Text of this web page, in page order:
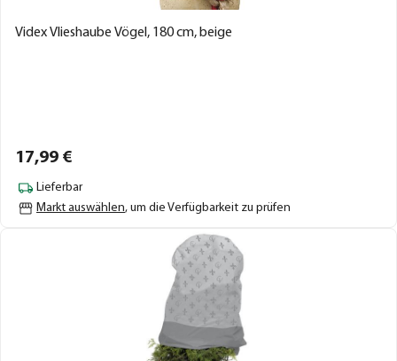
Videx Vlieshaube Vögel, 180 cm, beige
17,99 €
Lieferbar
Markt auswählen, um die Verfügbarkeit zu prüfen